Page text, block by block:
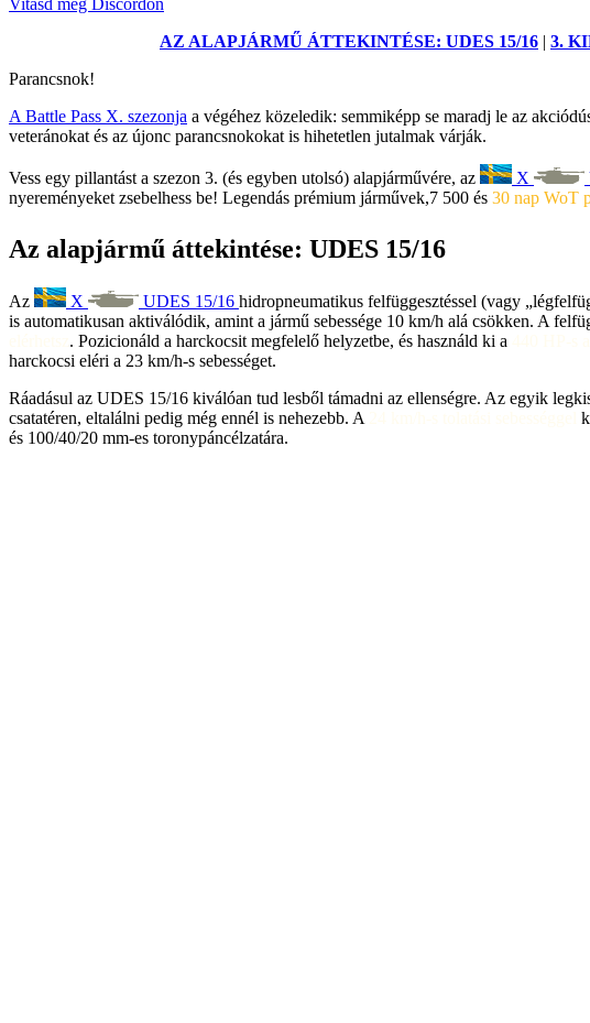
AZ ALAPJÁRMŰ ÁTTEKINTÉSE: UDES 15/16 | 3.
Parancsnok!
A Battle Pass X. szezonja a végéhez közeledik: semmiképp se maradj le az
veteránokat és az újonc parancsnokokat is hihetetlen jutalmak várják.
Vess egy pillantást a szezon 3. (és egyben utolsó) alapjárművére, az X
nyereményeket zsebelhess be! Legendás prémium járművek,7 500 és 30 nap WoT
Az alapjármű áttekintése: UDES 15/16
Az X UDES 15/16 hidropneumatikus felfüggesztéssel (vagy
is automatikusan aktiválódik, amint a jármű sebessége 10 km/h alá csökken. A
. Pozicionáld a harckocsit megfelelő helyzetbe, és használd ki a
harckocsi eléri a 23 km/h-s sebességet.
Ráadásul az UDES 15/16 kiválóan tud lesből támadni az ellenségre. Az egyik
csatatéren, eltalálni pedig még ennél is nehezebb. A
és 100/40/20 mm-es toronypáncélzatára.